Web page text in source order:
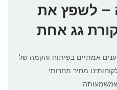
– לשפץ את
גג אחת
אמתיים בפיתוח והקמה של
מחיר תחרותי
שמשמעותה: